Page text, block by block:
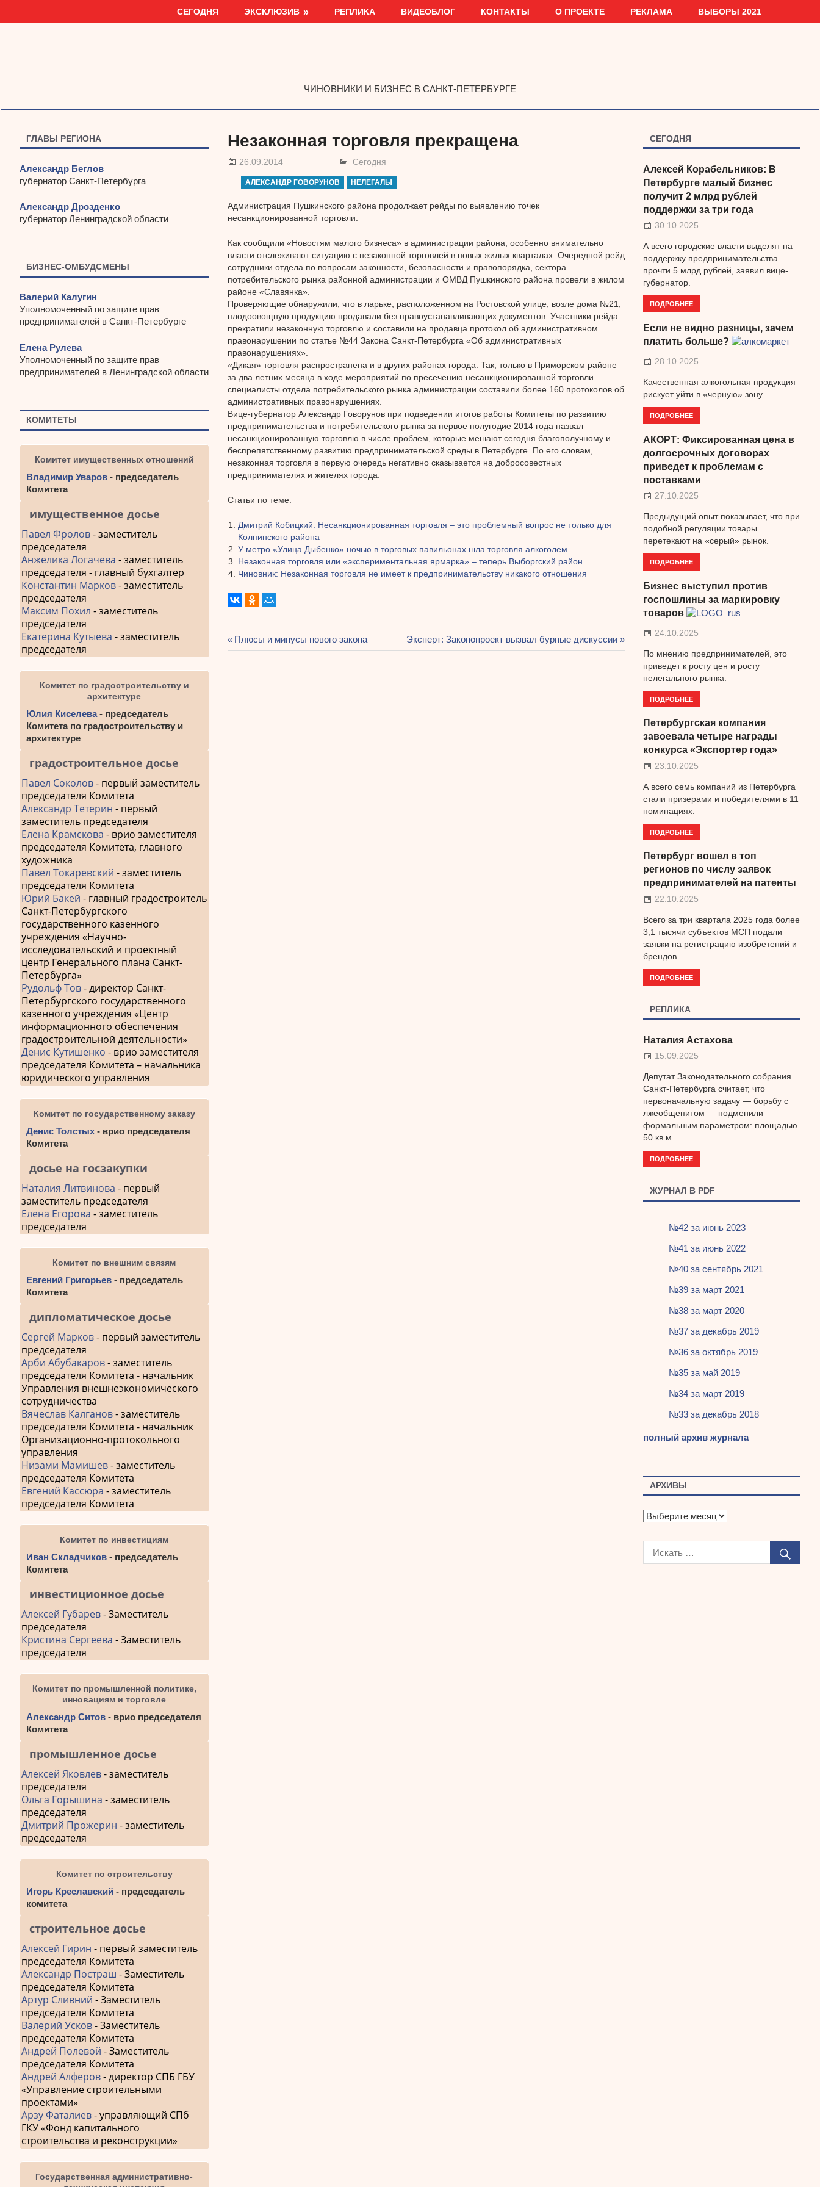
СЕГОДНЯ ЭКСКЛЮЗИВ РЕПЛИКА ВИДЕОБЛОГ КОНТАКТЫ О ПРОЕКТЕ РЕКЛАМА ВЫБОРЫ 2021
ЧИНОВНИКИ И БИЗНЕС В САНКТ-ПЕТЕРБУРГЕ
Незаконная торговля прекращена
26.09.2014 Сегодня
АЛЕКСАНДР ГОВОРУНОВ НЕЛЕГАЛЫ
Администрация Пушкинского района продолжает рейды по выявлению точек
несанкционированной торговли.
Как сообщили «Новостям малого бизнеса» в администрации района, особенно внимательно
власти отслеживают ситуацию с незаконной торговлей в новых жилых кварталах. Очередной рейд
сотрудники отдела по вопросам законности, безопасности и правопорядка, сектора
потребительского рынка районной администрации и ОМВД Пушкинского района провели в жилом
районе «Славянка».
Проверяющие обнаружили, что в ларьке, расположенном на Ростовской улице, возле дома №21,
плодоовощную продукцию продавали без правоустанавливающих документов. Участники рейда
прекратили незаконную торговлю и составили на продавца протокол об административном
правонарушении по статье №44 Закона Санкт-Петербурга «Об административных
правонарушениях».
«Дикая» торговля распространена и в других районах города. Так, только в Приморском районе
за два летних месяца в ходе мероприятий по пресечению несанкционированной торговли
специалисты отдела потребительского рынка администрации составили более 160 протоколов об
административных правонарушениях.
Вице-губернатор Александр Говорунов при подведении итогов работы Комитеты по развитию
предпринимательства и потребительского рынка за первое полугодие 2014 года назвал
несанкционированную торговлю в числе проблем, которые мешают сегодня благополучному и
беспрепятственному развитию предпринимательской среды в Петербурге. По его словам,
незаконная торговля в первую очередь негативно сказывается на добросовестных
предпринимателях и жителях города.
Статьи по теме:
Дмитрий Кобицкий: Несанкционированная торговля – это проблемный вопрос не только для
Колпинского района
У метро «Улица Дыбенко» ночью в торговых павильонах шла торговля алкоголем
Незаконная торговля или «экспериментальная ярмарка» – теперь Выборгский район
Чиновник: Незаконная торговля не имеет к предпринимательству никакого отношения
Навигация
Предыдущая
запись:
Плюсы и минусы нового закона
Следующая
запись:
Эксперт: Законопроект вызвал бурные дискуссии
ГЛАВЫ РЕГИОНА
Александр Беглов
губернатор Санкт-Петербурга
Александр Дрозденко
губернатор Ленинградской области
БИЗНЕС-ОМБУДСМЕНЫ
Валерий Калугин
Уполномоченный по защите прав
предпринимателей в Санкт-Петербурге
Елена Рулева
Уполномоченный по защите прав
предпринимателей в Ленинградской области
КОМИТЕТЫ
Комитет имущественных отношений
Владимир Уваров - председатель
Комитета
имущественное досье
Павел Фролов- заместитель
председателя
Анжелика Логачева - заместитель
председателя - главный бухгалтер
Константин Марков- заместитель
председателя
Максим Похил - заместитель
председателя
Екатерина Кутыева - заместитель
председателя
Комитет по градостроительству и
архитектуре
Юлия Киселева- председатель
Комитета по градостроительству и
архитектуре
градостроительное досье
Павел Соколов- первый заместитель
председателя Комитета
Александр Тетерин - первый
заместитель председателя
Елена Крамскова - врио заместителя
председателя Комитета, главного
художника
Павел Токаревский - заместитель
председателя Комитета
Юрий Бакей - главный градостроитель
Санкт-Петербургского
государственного казенного
учреждения «Научно-
исследовательский и проектный
центр Генерального плана Санкт-
Петербурга»
Рудольф Тов- директор Санкт-
Петербургского государственного
казенного учреждения «Центр
информационного обеспечения
градостроительной деятельности»
Денис Кутишенко - врио заместителя
председателя Комитета – начальника
юридического управления
Комитет по государственному заказу
Денис Толстых - врио председателя
Комитета
досье на госзакупки
Наталия Литвинова - первый
заместитель председателя
Елена Егорова - заместитель
председателя
Комитет по внешним связям
Евгений Григорьев - председатель
Комитета
дипломатическое досье
Сергей Марков- первый заместитель
председателя
Арби Абубакаров- заместитель
председателя Комитета - начальник
Управления внешнеэкономического
сотрудничества
Вячеслав Калганов- заместитель
председателя Комитета - начальник
Организационно-протокольного
управления
Низами Мамишев- заместитель
председателя Комитета
Евгений Кассюра - заместитель
председателя Комитета
Комитет по инвестициям
Иван Складчиков - председатель
Комитета
инвестиционное досье
Алексей Губарев- Заместитель
председателя
Кристина Сергеева - Заместитель
председателя
Комитет по промышленной политике,
инновациям и торговле
Александр Ситов - врио председателя
Комитета
промышленное досье
Алексей Яковлев- заместитель
председателя
Ольга Горышина - заместитель
председателя
Дмитрий Прожерин - заместитель
председателя
Комитет по строительству
Игорь Креславский - председатель
комитета
строительное досье
Алексей Гирин - первый заместитель
председателя Комитета
Александр Постраш - Заместитель
председателя Комитета
Артур Сливний - Заместитель
председателя Комитета
Валерий Усков- Заместитель
председателя Комитета
Андрей Полевой - Заместитель
председателя Комитета
Андрей Алферов- директор СПБ ГБУ
«Управление строительными
проектами»
Арзу Фаталиев- управляющий СПб
ГКУ «Фонд капитального
строительства и реконструкции»
Государственная административно-
СЕГОДНЯ
Алексей Корабельников: В
Петербурге малый бизнес
получит 2 млрд рублей
поддержки за три года
30.10.2025
А всего городские власти выделят на
поддержку предпринимательства
прочти 5 млрд рублей, заявил вице-
губернатор.
ПОДРОБНЕЕ
Если не видно разницы, зачем
платить больше?
28.10.2025
Качественная алкогольная продукция
рискует уйти в «черную» зону.
ПОДРОБНЕЕ
АКОРТ: Фиксированная цена в
долгосрочных договорах
приведет к проблемам с
поставками
27.10.2025
Предыдущий опыт показывает, что при
подобной регуляции товары
перетекают на «серый» рынок.
ПОДРОБНЕЕ
Бизнес выступил против
госпошлины за маркировку
товаров
24.10.2025
По мнению предпринимателей, это
приведет к росту цен и росту
нелегального рынка.
ПОДРОБНЕЕ
Петербургская компания
завоевала четыре награды
конкурса «Экспортер года»
23.10.2025
А всего семь компаний из Петербурга
стали призерами и победителями в 11
номинациях.
ПОДРОБНЕЕ
Петербург вошел в топ
регионов по числу заявок
предпринимателей на патенты
22.10.2025
Всего за три квартала 2025 года более
3,1 тысячи субъектов МСП подали
заявки на регистрацию изобретений и
брендов.
ПОДРОБНЕЕ
РЕПЛИКА
Наталия Астахова
15.09.2025
Депутат Законодательного собрания
Санкт-Петербурга считает, что
первоначальную задачу — борьбу с
лжеобщепитом — подменили
формальным параметром: площадью
50 кв.м.
ПОДРОБНЕЕ
ЖУРНАЛ В PDF
№42 за июнь 2023
№41 за июнь 2022
№40 за сентябрь 2021
№39 за март 2021
№38 за март 2020
№37 за декабрь 2019
№36 за октябрь 2019
№35 за май 2019
№34 за март 2019
№33 за декабрь 2018
полный архив журнала
АРХИВЫ
А
х
в